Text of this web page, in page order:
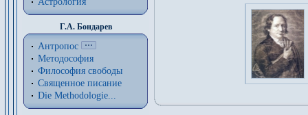
Г.А. Бондарев
Антропос
Методософия
Философия cвободы
Священное писание
Die Methodologie...